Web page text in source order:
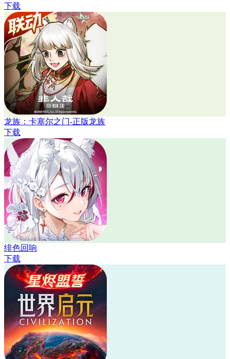
下载
龙族：卡塞尔之门-正版龙族
下载
绯色回响
下载